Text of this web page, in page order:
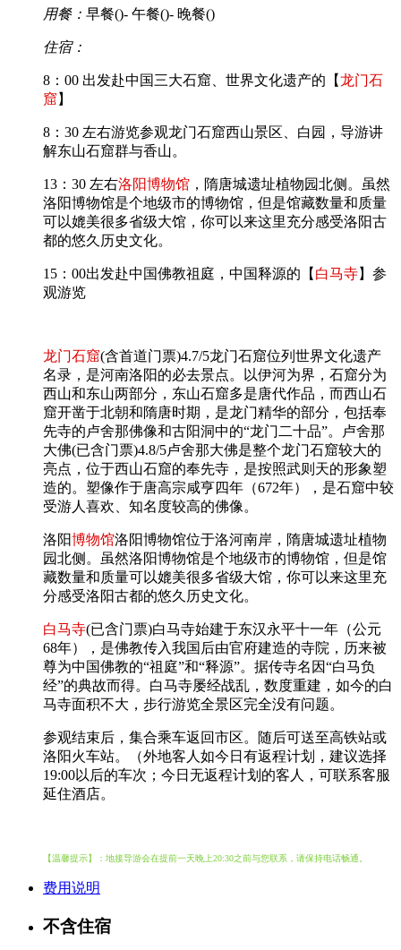
用餐： 早餐()- 午餐()- 晚餐()
住宿：
8：00 出发赴中国三大石窟、世界文化遗产的【龙门石
窟 】
8：30 左右游览参观龙门石窟西山景区、白园，导游讲
解东山石窟群与香山。
13：30 左右洛阳博物馆 ，隋唐城遗址植物园北侧。虽然
洛阳博物馆是个地级市的博物馆，但是馆藏数量和质量
可以媲美很多省级大馆，你可以来这里充分感受洛阳古
都的悠久历史文化。
15：00出发赴中国佛教祖庭，中国释源的【 白马寺】参
观游览
龙门石窟(含首道门票)4.7/5龙门石窟位列世界文化遗产
名录，是河南洛阳的必去景点。以伊河为界，石窟分为
西山和东山两部分，东山石窟多是唐代作品，而西山石
窟开凿于北朝和隋唐时期，是龙门精华的部分，包括奉
先寺的卢舍那佛像和古阳洞中的“龙门二十品”。卢舍那
大佛(已含门票)4.8/5卢舍那大佛是整个龙门石窟较大的
亮点，位于西山石窟的奉先寺，是按照武则天的形象塑
造的。塑像作于唐高宗咸亨四年（672年），是石窟中较
受游人喜欢、知名度较高的佛像。
洛阳博物馆洛阳博物馆位于洛河南岸，隋唐城遗址植物
园北侧。虽然洛阳博物馆是个地级市的博物馆，但是馆
藏数量和质量可以媲美很多省级大馆，你可以来这里充
分感受洛阳古都的悠久历史文化。
白马寺(已含门票)白马寺始建于东汉永平十一年（公元
68年），是佛教传入我国后由官府建造的寺院，历来被
尊为中国佛教的“祖庭”和“释源”。据传寺名因“白马负
经”的典故而得。白马寺屡经战乱，数度重建，如今的白
马寺面积不大，步行游览全景区完全没有问题。
参观结束后，集合乘车返回市区。随后可送至高铁站或
洛阳火车站。（外地客人如今日有返程计划，建议选择
19:00以后的车次；今日无返程计划的客人，可联系客服
延住酒店。
【温馨提示】：地接导游会在提前一天晚上20:30之前与您联系，请保持电话畅通。
费用说明
不含住宿